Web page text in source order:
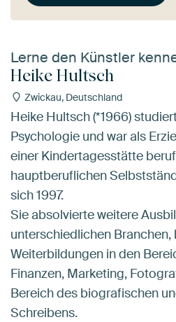
Lerne den Künstler
Heike Hultsch
Zwickau, Deutschland
Heike Hultsch (*1966)
Psychologie und war als
einer Kindertagesstätte
hauptberuflichen
sich 1997.
Sie absolvierte weitere
unterschiedlichen
Weiterbildungen in den
Finanzen, Marketing,
Bereich des biografischen
Schreibens.